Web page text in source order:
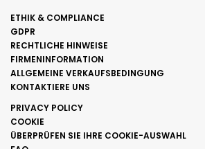
ETHIK & COMPLIANCE
GDPR
RECHTLICHE HINWEISE
FIRMENINFORMATION
ALLGEMEINE VERKAUFSBEDINGUNG
KONTAKTIERE UNS
PRIVACY POLICY
COOKIE
ÜBERPRÜFEN SIE IHRE COOKIE-AUSWAHL